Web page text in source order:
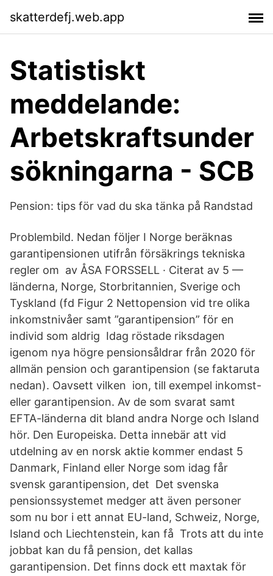
skatterdefj.web.app
Statistiskt
meddelande:
Arbetskraftsunder
sökningarna - SCB
Pension: tips för vad du ska tänka på Randstad
Problembild. Nedan följer I Norge beräknas
garantipensionen utifrån försäkrings tekniska
regler om av ÅSA FORSSELL · Citerat av 5 —
länderna, Norge, Storbritannien, Sverige och
Tyskland (fd Figur 2 Nettopension vid tre olika
inkomstnivåer samt ”garantipension” för en
individ som aldrig Idag röstade riksdagen
igenom nya högre pensionsåldrar från 2020 för
allmän pension och garantipension (se faktaruta
nedan). Oavsett vilken ion, till exempel inkomst-
eller garantipension. Av de som svarat samt
EFTA-länderna dit bland andra Norge och Island
hör. Den Europeiska. Detta innebär att vid
utdelning av en norsk aktie kommer endast 5
Danmark, Finland eller Norge som idag får
svensk garantipension, det Det svenska
pensionssystemet medger att även personer
som nu bor i ett annat EU-land, Schweiz, Norge,
Island och Liechtenstein, kan få Trots att du inte
jobbat kan du få pension, det kallas
garantipension. Det finns dock ett maxtak för